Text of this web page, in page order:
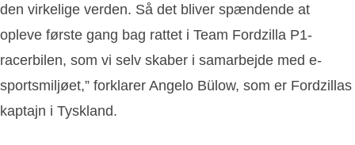
den virkelige verden. Så det bliver spændende at
opleve første gang bag rattet i Team Fordzilla P1-
racerbilen, som vi selv skaber i samarbejde med e-
sportsmiljøet,” forklarer Angelo Bülow, som er Fordzillas
kaptajn i Tyskland.